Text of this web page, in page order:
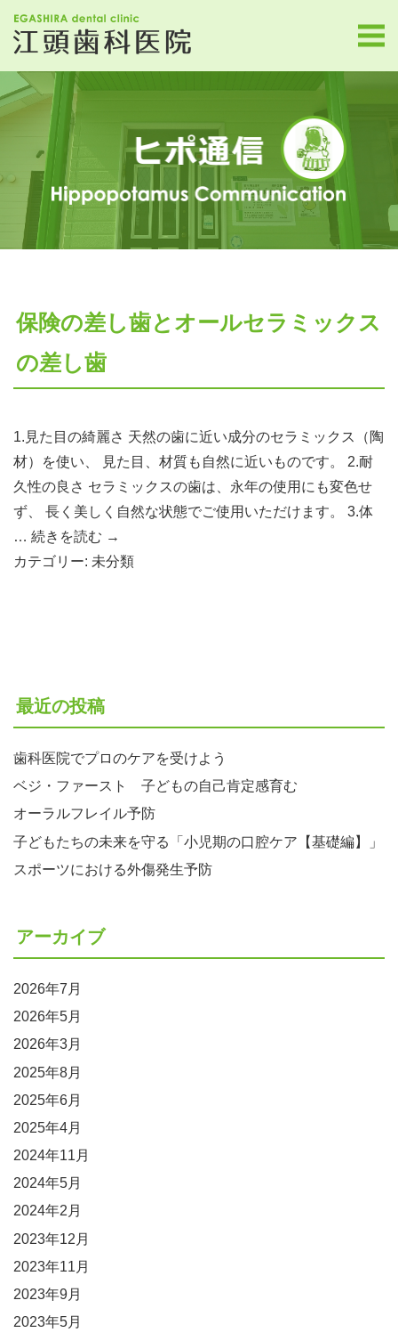
保険の差し歯とオールセラミックス
の差し歯
1.見た目の綺麗さ 天然の歯に近い成分のセラミックス（陶
材）を使い、 見た目、材質も自然に近いものです。 2.耐
久性の良さ セラミックスの歯は、永年の使用にも変色せ
ず、 長く美しく自然な状態でご使用いただけます。 3.体
… 続きを読む →
カテゴリー: 未分類
最近の投稿
歯科医院でプロのケアを受けよう
ベジ・ファースト 子どもの自己肯定感育む
オーラルフレイル予防
子どもたちの未来を守る「小児期の口腔ケア【基礎編】」
スポーツにおける外傷発生予防
アーカイブ
2026年7月
2026年5月
2026年3月
2025年8月
2025年6月
2025年4月
2024年11月
2024年5月
2024年2月
2023年12月
2023年11月
2023年9月
2023年5月